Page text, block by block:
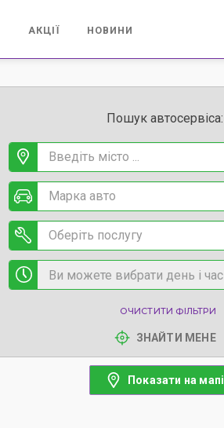
АКЦІЇ НОВИНИ
Пошук автосервіса:
Введіть місто ...
Марка авто
Оберіть послугу
ОЧИСТИТИ ФІЛЬТРИ
ЗНАЙТИ МЕНЕ
Показати на мапі